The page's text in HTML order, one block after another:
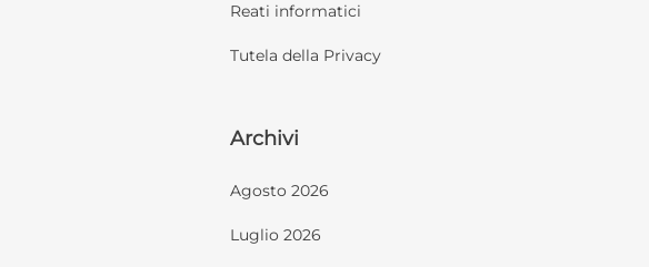
Reati informatici
Tutela della Privacy
Archivi
Agosto 2026
Luglio 2026